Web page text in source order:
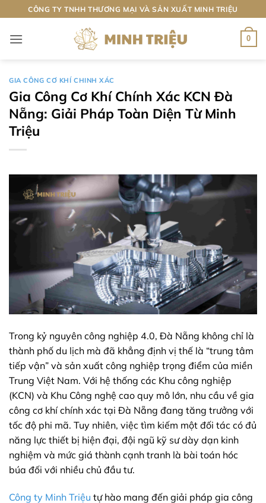
qua
nội
CÔNG TY TNHH THƯƠNG MẠI VÀ SẢN XUẤT MINH TRIỆU
0
GIA CÔNG CƠ KHÍ CHINH XÁC
Gia Công Cơ Khí Chính Xác KCN Đà
Nẵng: Giải Pháp Toàn Diện Từ Minh
Triệu
Trong kỷ nguyên công nghiệp 4.0, Đà Nẵng không chỉ là
thành phố du lịch mà đã khẳng định vị thế là “trung tâm
tiếp vận” và sản xuất công nghiệp trọng điểm của miền
Trung Việt Nam. Với hệ thống các Khu công nghiệp
(KCN) và Khu Công nghệ cao quy mô lớn, nhu cầu về gia
công cơ khí chính xác tại Đà Nẵng đang tăng trưởng với
tốc độ phi mã. Tuy nhiên, việc tìm kiếm một đối tác có đủ
năng lực thiết bị hiện đại, đội ngũ kỹ sư dày dạn kinh
nghiệm và mức giá thành cạnh tranh là bài toán hóc
búa đối với nhiều chủ đầu tư.
Công ty Minh Triệu tự hào mang đến giải pháp gia công